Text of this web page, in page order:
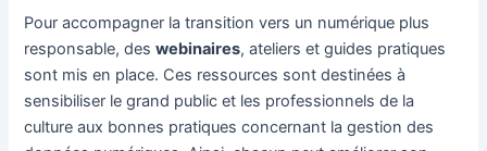
Pour accompagner la transition vers un numérique plus
responsable, deswebinaires, ateliers et guides pratiques
sont mis en place. Ces ressources sont destinées à
sensibiliser le grand public et les professionnels de la
culture aux bonnes pratiques concernant la gestion des